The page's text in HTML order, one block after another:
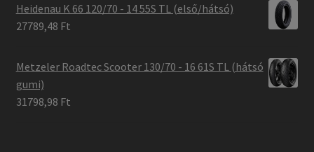
Heidenau K 66 120/70 - 14 55S TL (első/hátsó)
27789,48 Ft
Metzeler Roadtec Scooter 130/70 - 16 61S TL (hátsó
gumi)
31798,98 Ft